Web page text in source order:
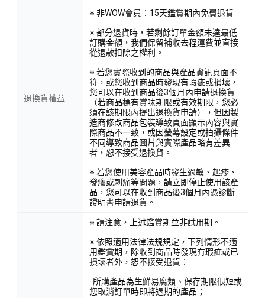
充分體會童心與幽默樂趣。曾經譯有《白色巨塔》、《博士熱
愛的算式》、《哪啊哪啊神去村》等暢銷小說,也譯有《不會哭
泣的魚》、【黑貓魯道夫】系列、【小小火車向前跑】系列、
【大家一起玩】系列、【怪傑佐羅力】系列等童書。
臉書交流專頁:綿羊的譯心譯意
退換貨權益
※ 非WOW會員：15天鑑賞期內免費退貨
※ 部分退貨時，若剩餘訂單金額未達最低
訂購金額，我們保留補收去程運費並直接
從退款扣除之權利。
※ 若您實際收到的商品與產品資訊頁面不
符，或您收到商品時發現有瑕疵或損壞，
您可以在收到商品後3個月內申請退換貨
（若商品標有賞味期限或有效期限，您必
須在該期限內提出退換貨申請），但因製
造商修改商品包裝導致頁面顯示內容與實
際商品不一致，或因螢幕設定或拍攝條件
不同導致商品圖片與實際產品略有差異
者，恕不接受退換貨。
※ 若您使用美容產品時發生過敏、起疹、
發癢或刺痛等問題，請立即停止使用該產
品，您可以在收到商品後3個月內憑診斷
證明書申請退貨。
※ 請注意，上述鑑賞期並非試用期。
※ 依照適用法律法規規定，下列情形不適
用鑑賞期，除收到商品時發現有瑕疵或已
損壞者外，恕不接受退貨：
· 所購產品為生鮮易腐類、保存期限很短或
您取消訂單時即將過期的產品；